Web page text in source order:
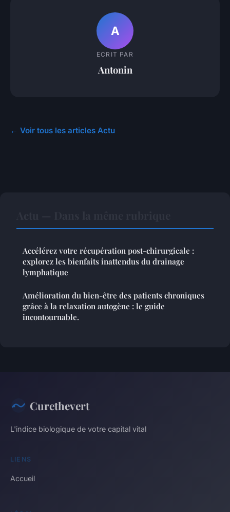
A
ECRIT PAR
Antonin
← Voir tous les articles Actu
Accélérez votre récupération post-chirurgicale :
explorez les bienfaits inattendus du drainage
lymphatique
Amélioration du bien-être des patients chroniques
grâce à la relaxation autogène : le guide
incontournable.
Curethevert
L'indice biologique de votre capital vital
LIENS
Accueil